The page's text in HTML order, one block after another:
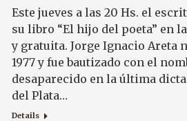
Este jueves a las 20 Hs. el
su libro “El hijo del poeta” en
y gratuita. Jorge Ignacio Areta
1977 y fue bautizado con el
desaparecido en la última
del Plata…
Details